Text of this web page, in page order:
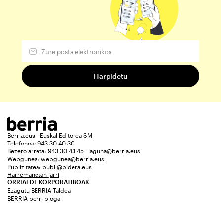
Berria.eus - Euskal Editorea SM
Telefonoa: 943 30 40 30
Bezero arreta: 943 30 43 45 | laguna@berria.eus
Webgunea: webgunea@berria.eus
Publizitatea: publi@bidera.eus
Harremanetan jarri
ORRIALDE KORPORATIBOAK
Ezagutu BERRIA Taldea
BERRIA berri bloga